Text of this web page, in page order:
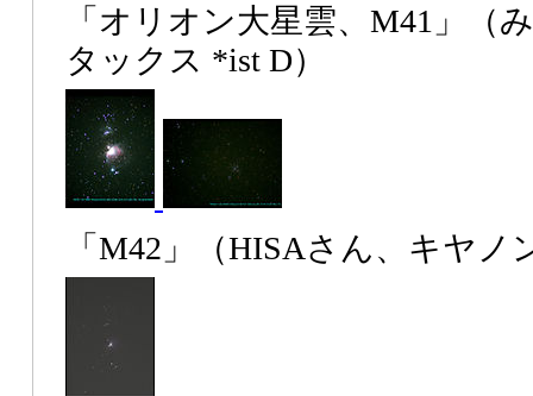
「オリオン大星雲、M41」（
タックス *ist D）
「M42」（HISAさん、キヤノ